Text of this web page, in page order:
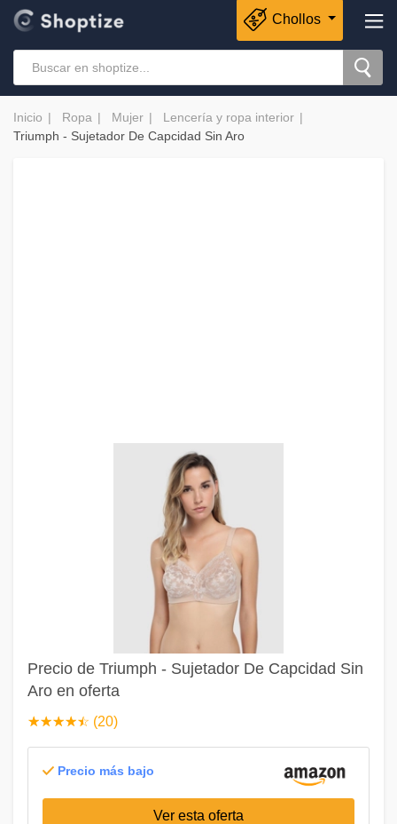
Chollos
Inicio Ropa Mujer
Lencería y ropa interior
Triumph - Sujetador De Capcidad Sin Aro
Precio de Triumph - Sujetador De Capcidad Sin
Aro en oferta
☆☆☆☆☆
★★★★★ (20)
Precio más bajo
Ver esta oferta